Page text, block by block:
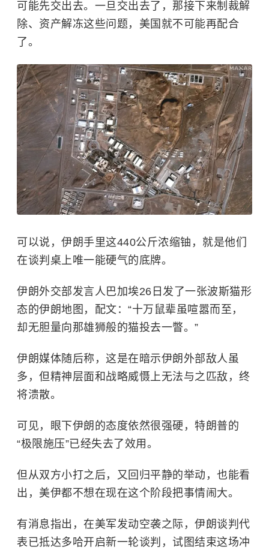
可能先交出去。一旦交出去了，那接下来制裁解
除、资产解冻这些问题，美国就不可能再配合
了。
可以说，伊朗手里这440公斤浓缩铀，就是他们
在谈判桌上唯一能硬气的底牌。
伊朗外交部发言人巴加埃26日发了一张波斯猫形
态的伊朗地图，配文：“十万鼠辈虽喧嚣而至，
却无胆量向那雄狮般的猫投去一瞥。”
伊朗媒体随后称，这是在暗示伊朗外部敌人虽
多，但精神层面和战略威慑上无法与之匹敌，终
将溃散。
可见，眼下伊朗的态度依然很强硬，特朗普的
“极限施压”已经失去了效用。
但从双方小打之后，又回归平静的举动，也能看
出，美伊都不想在现在这个阶段把事情闹大。
有消息指出，在美军发动空袭之际，伊朗谈判代
表已抵达多哈开启新一轮谈判，试图结束这场冲